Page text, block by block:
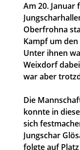
Am 20. Januar
Oberfrohna
Kampf um
Unter ihnen
Weixdorf
war aber
Die
konnte in
sich
Jungschar
folgte auf